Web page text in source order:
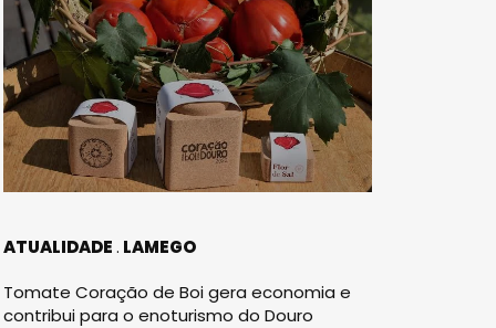
ATUALIDADE LAMEGO
Tomate Coração de Boi gera economia e
contribui para o enoturismo do Douro